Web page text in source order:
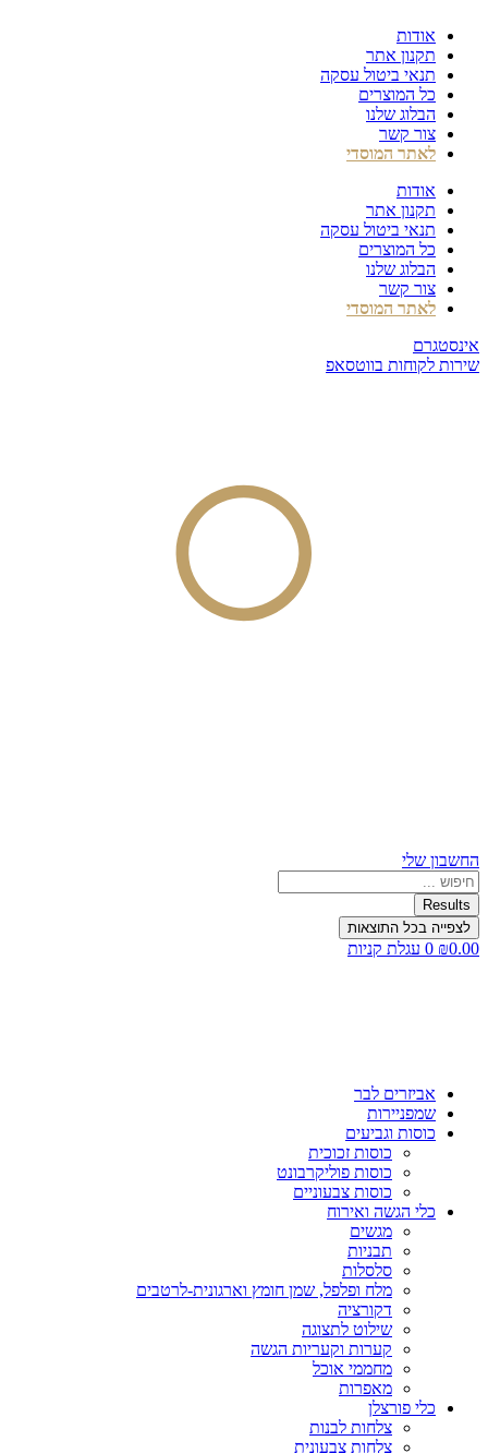
לתוכן
אודות
תקנון אתר
תנאי ביטול עסקה
כל המוצרים
הבלוג שלנו
צור קשר
לאתר המוסדי
אודות
תקנון אתר
תנאי ביטול עסקה
כל המוצרים
הבלוג שלנו
צור קשר
לאתר המוסדי
אינסטגרם
שירות לקוחות בווטסאפ
החשבון שלי
Search
...
Results
לצפייה בכל התוצאות
₪0.00
0 עגלת קניות
אביזרים לבר
שמפניירות
כוסות וגביעים
כוסות זכוכית
כוסות פוליקרבונט
כוסות צבעוניים
כלי הגשה ואירוח
מגשים
תבניות
סלסלות
מלח ופלפל, שמן חומץ וארגונית-לרטבים
דקורציה
שילוט לתצוגה
קערות וקעריות הגשה
מחממי אוכל
מאפרות
כלי פורצלן
צלחות לבנות
צלחות צבעונית